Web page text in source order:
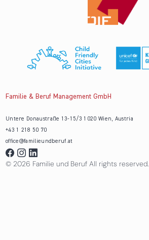
Familie & Beruf Management GmbH
Untere Donaustraße 13-15/3 1020 Wien, Austria
+43 1 218 50 70
office@familieundberuf.at
© 2026 Familie und Beruf All rights reserved.